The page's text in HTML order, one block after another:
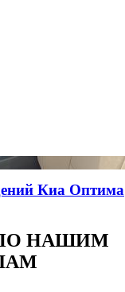
Киа Оптима
НАШИМ